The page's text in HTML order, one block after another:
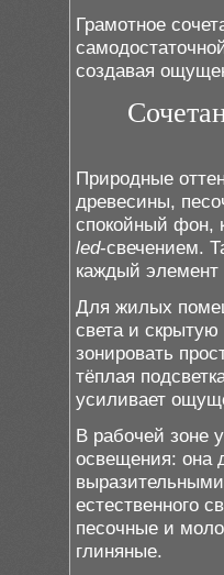
Грамотное
создавая
Природные
древесины,
спокойный фон,
led-свечением.
каждый элемент
Для жилых
света и
зонировать
тёплая
усиливает
В рабочей зоне
освещения: она
естественного
песочные и
глиняные.